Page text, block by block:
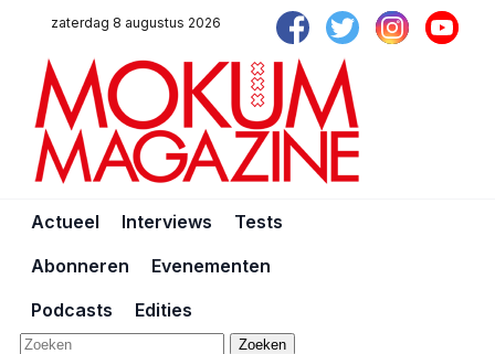
zaterdag 8 augustus 2026
Actueel Interviews
Tests
Abonneren
Evenementen
Podcasts
Edities
Zoeken